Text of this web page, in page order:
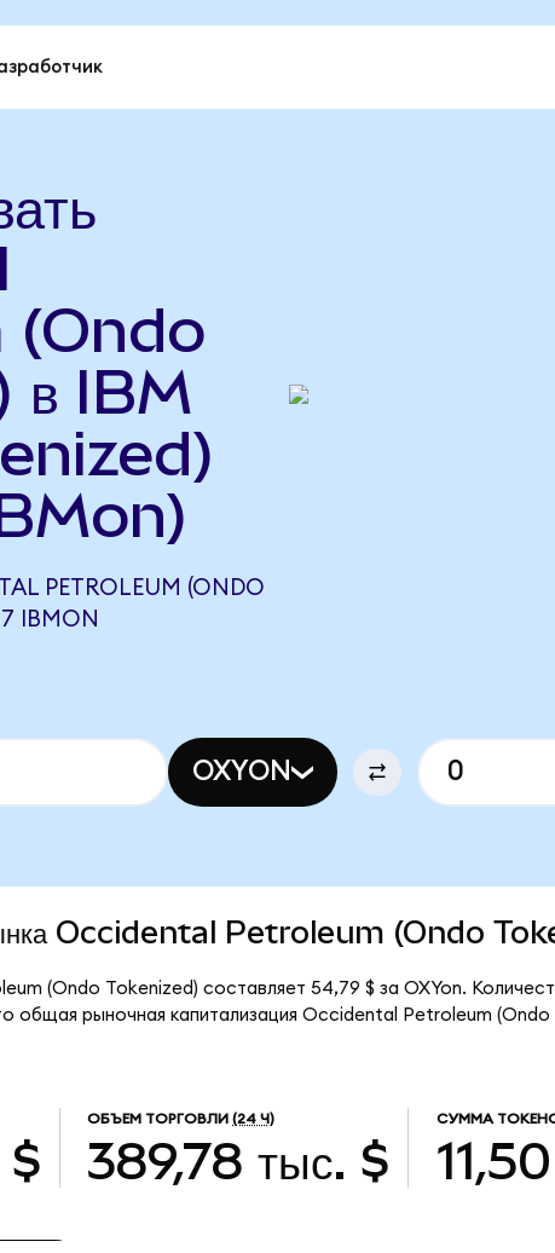
(Ondo
в IBM
PETROLEUM (ONDO
IBMON
OXYON
Occidental Petroleum (Ondo
(Ondo Tokenized) составляет 54,79 $ за OXYon.
общая рыночная капитализация Occidental Petroleum
$
ОБЪЕМ ТОРГОВЛИ (24 Ч)
389,78 тыс. $
СУММА